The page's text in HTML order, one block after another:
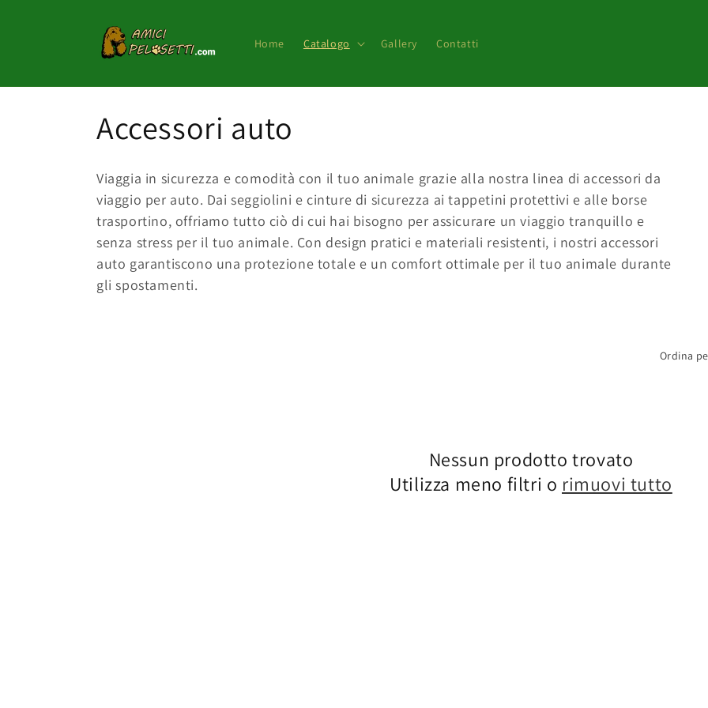
Home Catalogo Gallery Contatti
C
o
l
l
e
Accessori auto
Viaggia in sicurezza e comodità con il tuo animale grazie alla nostra linea di accessori da
viaggio per auto. Dai seggiolini e cinture di sicurezza ai tappetini protettivi e alle borse
trasportino, offriamo tutto ciò di cui hai bisogno per assicurare un viaggio tranquillo e
senza stress per il tuo animale. Con design pratici e materiali resistenti, i nostri accessori
auto garantiscono una protezione totale e un comfort ottimale per il tuo animale durante
gli spostamenti.
Ordina
Nessun prodotto trovato
Utilizza meno filtri o rimuovi tutto